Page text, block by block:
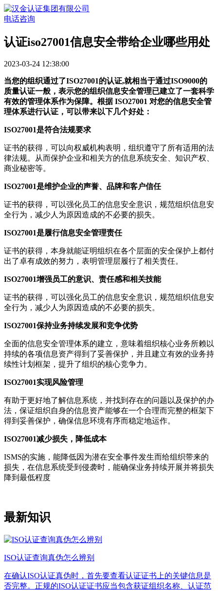
电话咨询
认证iso27001信息安全带给企业哪些用处
2023-03-24 12:38:00
当您的组织通过了ISO27001的认证,就相当于通过ISO9000的
质量认证一般，表示您的组织信息安全管理已建立了一套科学
有效的管理体系作为保障。根据 ISO27001 对您的信息安全管
理体系进行认证，可以带来以下几个好处：
ISO27001是符合法规要求
证书的获得，可以向权威机构表明，组织遵守了所有适用的法
律法规。从而保护企业和相关方的信息系统安全、知识产权、
商业秘密等。
ISO27001是维护企业的声誉、品牌和客户信任
证书的获得，可以强化员工的信息安全意识，规范组织信息安
全行为，减少人为原因造成的不必要的损失。
ISO27001是履行信息安全管理责任
证书的获得，本身就能证明组织在各个层面的安全保护上都付
出了卓有成效的努力，表明管理层履行了相关责任。
ISO27001增强员工的意识、责任感和相关技能
证书的获得，可以强化员工的信息安全意识，规范组织信息安
全行为，减少人为原因造成的不必要的损失。
ISO27001保持业务持续发展和竞争优势
全面的信息安全管理体系的建立，意味着组织核心业务所赖以
持续的各项信息资产得到了妥善保护，并且建立有效的业务持
续性计划框架，提升了组织的核心竞争力。
ISO27001实现风险管理
有助于更好地了解信息系统，并找到存在的问题以及保护的办
法，保证组织自身的信息资产能够在一个合理而完整的框架下
得到妥善保护，确保信息环境有序而稳定地运作。
ISO27001减少损失，降低成本
ISMS的实施，能降低因为潜在安全事件发生而给组织带来的
损失，在信息系统受到侵袭时，能确保业务持续开展并将损失
降到最低程度
最新知识
ISO认证查询真伪怎么辨别
在确认ISO认证真伪时，首先要查看认证证书上的关键信息是
否完整。正规的ISO认证证书应当包含获证组织名称、认证范